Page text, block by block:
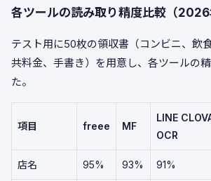
各ツールの読み取り精度比較（2026
テスト用に50枚の領収書（コンビニ、飲
共料金、手書き）を用意し、各ツールの
た。
項目 freee MF
LINE
OCR
店名 95% 93% 91%